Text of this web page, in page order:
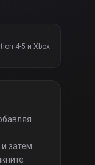
4-5 и Xbox
затем